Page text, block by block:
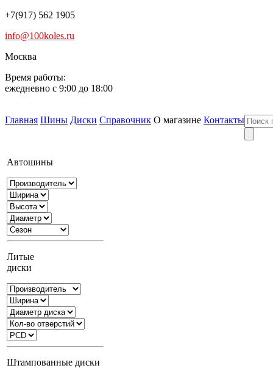
+7(917) 562 1905
info@100koles.ru
Москва
Время работы:
ежедневно с 9:00 до 18:00
Главная Шины Диски Справочник О магазине Контакты
Автошины
Литые
диски
Штампованные диски